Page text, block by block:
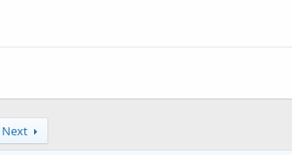
Next